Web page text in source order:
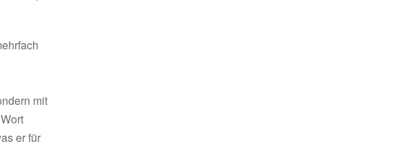
mit
er für